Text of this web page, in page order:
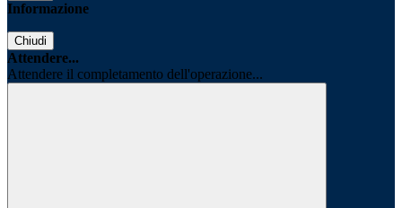
Informazione
Chiudi
Attendere...
Attendere il completamento dell'operazione...